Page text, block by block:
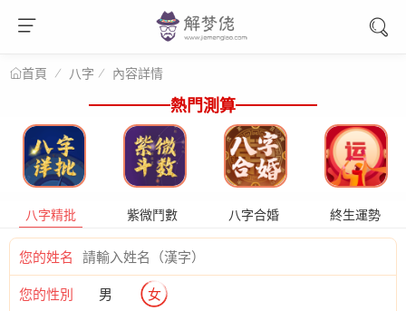
首頁 八字 內容詳情
熱門測算
八字精批 紫微鬥數 八字合婚 終生運勢
您的姓名
您的性別 男 女